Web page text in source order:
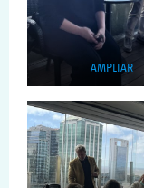
AMPLIAR